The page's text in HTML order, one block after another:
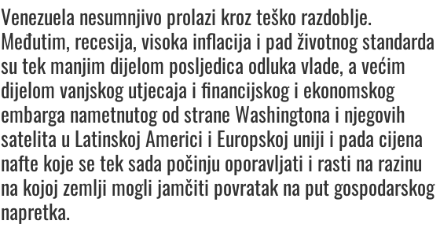
Venezuela nesumnjivo prolazi kroz teško razdoblje.
Međutim, recesija, visoka inflacija i pad životnog standarda
su tek manjim dijelom posljedica odluka vlade, a većim
dijelom vanjskog utjecaja i financijskog i ekonomskog
embarga nametnutog od strane Washingtona i njegovih
satelita u Latinskoj Americi i Europskoj uniji i pada cijena
nafte koje se tek sada počinju oporavljati i rasti na razinu
na kojoj zemlji mogli jamčiti povratak na put gospodarskog
napretka.